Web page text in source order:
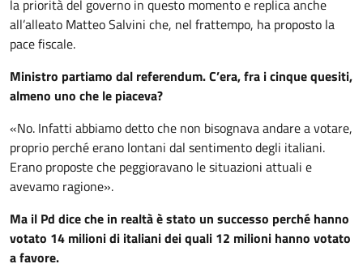
la priorità del governo in questo momento e replica anche
all’alleato Matteo Salvini che, nel frattempo, ha proposto la
pace fiscale.
Ministro partiamo dal referendum. C’era, fra i cinque quesiti,
almeno uno che le piaceva?
«No. Infatti abbiamo detto che non bisognava andare a votare,
proprio perché erano lontani dal sentimento degli italiani.
Erano proposte che peggioravano le situazioni attuali e
avevamo ragione».
Ma il Pd dice che in realtà è stato un successo perché hanno
votato 14 milioni di italiani dei quali 12 milioni hanno votato
a favore.